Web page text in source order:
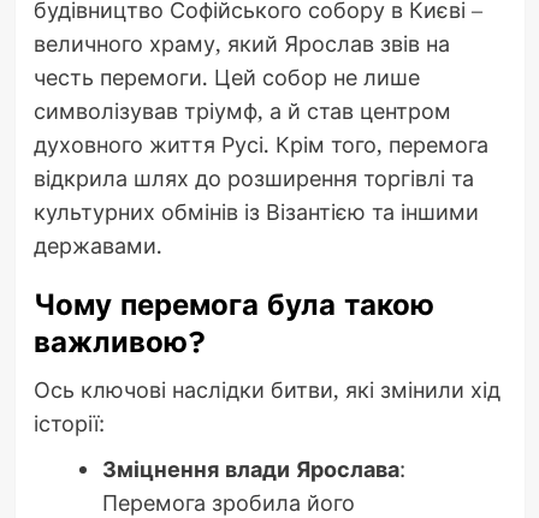
будівництво Софійського собору в Києві –
величного храму, який Ярослав звів на
честь перемоги. Цей собор не лише
символізував тріумф, а й став центром
духовного життя Русі. Крім того, перемога
відкрила шлях до розширення торгівлі та
культурних обмінів із Візантією та іншими
державами.
Чому перемога була такою
важливою?
Ось ключові наслідки битви, які змінили хід
історії:
Зміцнення влади Ярослава:
Перемога зробила його